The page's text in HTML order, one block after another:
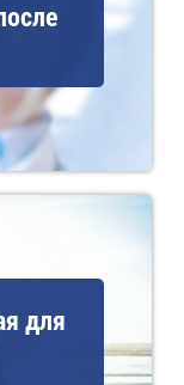
для